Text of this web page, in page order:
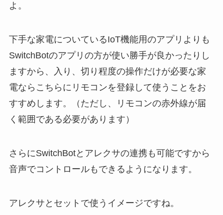
よ。
下手な家電についているIoT機能用のアプリよりも
SwitchBotのアプリの方が使い勝手が良かったりし
ますから、入り、切り程度の操作だけが必要な家
電ならこちらにリモコンを登録して使うことをお
すすめします。（ただし、リモコンの赤外線が届
く範囲である必要があります）
さらにSwitchBotとアレクサの連携も可能ですから
音声でコントロールもできるようになります。
アレクサとセットで使うイメージですね。